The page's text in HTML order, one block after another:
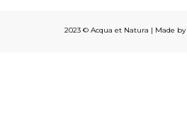
2023 © Acqua et Natura | Made by